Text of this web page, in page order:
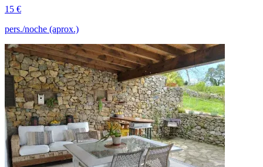
15 €
pers./noche (aprox.)